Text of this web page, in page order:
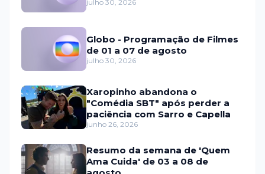
julho 30, 2026
Globo - Programação de Filmes
de 01 a 07 de agosto
julho 30, 2026
Xaropinho abandona o
"Comédia SBT" após perder a
paciência com Sarro e Capella
junho 26, 2026
Resumo da semana de 'Quem
Ama Cuida' de 03 a 08 de